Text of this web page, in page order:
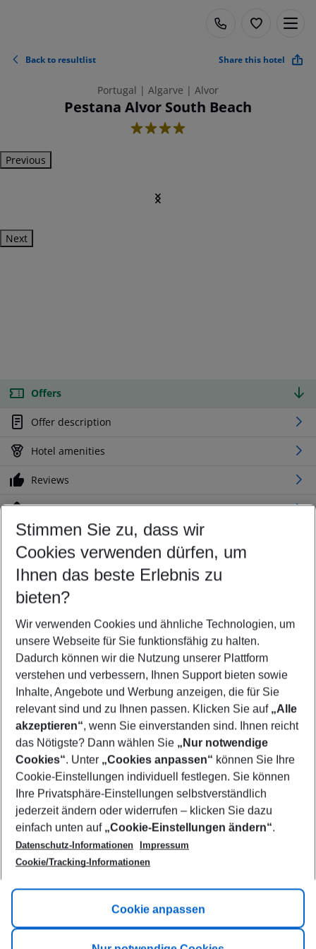
Back to resultlist Share this hotel
Portugal | Algarve | Alvor
Pestana Alvor South Beach
4
Previous
Next
Offers
Offer description
Hotel amenities
Reviews
Location
Customize your offer
Find the perfect deal which suits your best
Your departure airport
Any airport
Select your date range
09/08/26–07/08/27 5-8 nights
Who will travel
2 adults No children
Show more filter
Footer
Footer navigation
Title A
Link A
Stimmen Sie zu, dass wir
Cookies verwenden dürfen, um
Ihnen das beste Erlebnis zu
bieten?
Wir verwenden Cookies und ähnliche Technologien, um
unsere Webseite für Sie funktionsfähig zu halten.
Dadurch können wir die Nutzung unserer Plattform
verstehen und verbessern, Ihnen Support bieten sowie
Inhalte, Angebote und Werbung anzeigen, die für Sie
relevant sind und zu Ihnen passen. Klicken Sie auf „Alle
akzeptieren“, wenn Sie einverstanden sind. Ihnen reicht
das Nötigste? Dann wählen Sie „Nur notwendige
Cookies“. Unter „Cookies anpassen“ können Sie Ihre
Cookie-Einstellungen individuell festlegen. Sie können
Ihre Privatsphäre-Einstellungen selbstverständlich
jederzeit ändern oder widerrufen – klicken Sie dazu
einfach unten auf „Cookie-Einstellungen ändern“.
Datenschutz-Informationen
Impressum
Cookie/Tracking-Informationen
Cookie anpassen